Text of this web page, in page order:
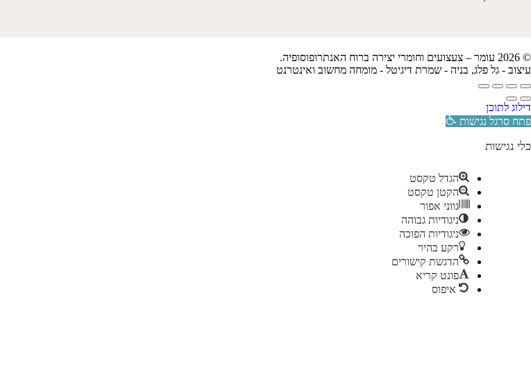
© 2026 עומר – צעצועים וחומרי יצירה ברוח האנתרופוסופיה.
עיצוב - גל פלג, בניה - שמרת דיגיטל - מומחה מחשוב ואינטרנט
דילוג לתוכן
פתח סרגל נגישות
כלי נגישות
הגדל טקסט
הקטן טקסט
גווני אפור
ניגודיות גבוהה
ניגודיות הפוכה
רקע בהיר
הדגשת קישורים
פונט קריא
איפוס